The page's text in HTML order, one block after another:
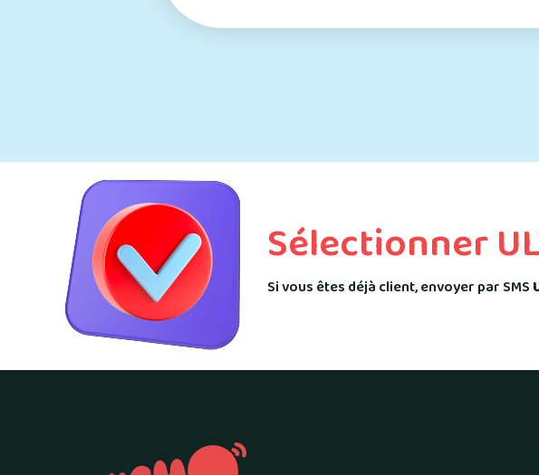
Sélectionner
Si vous êtes déjà client, envoyer par SMS